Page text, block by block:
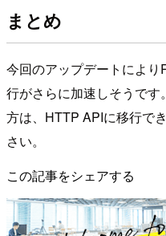
まとめ
今回のアップデートによ
行がさらに加速しそうで
方は、HTTP APIに移行で
さい。
この記事をシェアする